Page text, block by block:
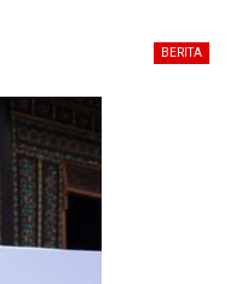
BERITA